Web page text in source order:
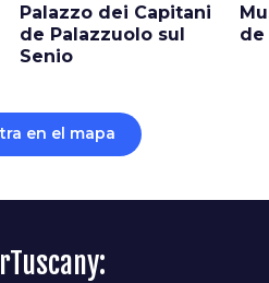
Palazzo dei Capitani
de Palazzuolo sul
Senio
de
en el mapa